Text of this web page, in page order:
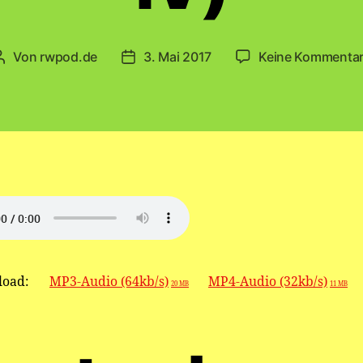
Von rwpod.de Veröffentlichungsdatum
3. Mai 2017 Keine
MP3-Audio (64kb/s) 20 MB MP4-Audio (32kb/s) 11 MB